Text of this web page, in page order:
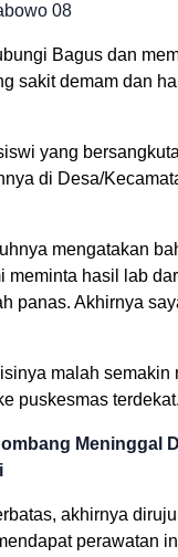
08
Bagus dan
sakit demam dan
yang
di Desa/
mengatakan
meminta hasil lab
panas. Akhirnya
malah semakin
puskesmas terdekat.
Meninggal
akhirnya
perawatan